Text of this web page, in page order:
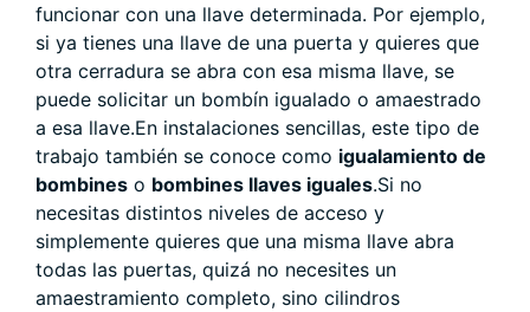
funcionar con una llave determinada. Por ejemplo,
si ya tienes una llave de una puerta y quieres que
otra cerradura se abra con esa misma llave, se
puede solicitar un bombín igualado o amaestrado
a esa llave.En instalaciones sencillas, este tipo de
trabajo también se conoce como igualamiento de
bombines o bombines llaves iguales.Si no
necesitas distintos niveles de acceso y
simplemente quieres que una misma llave abra
todas las puertas, quizá no necesites un
amaestramiento completo, sino cilindros